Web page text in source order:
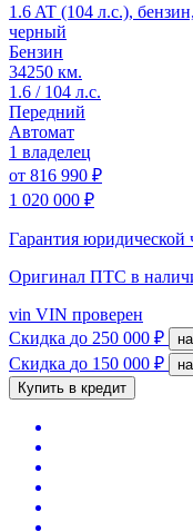
1.6 AT (104 л.с.),
черный
Бензин
34250 км.
1.6 / 104 л.с.
Передний
Автомат
1 владелец
от 816 990 ₽
1 020 000 ₽
Гарантия юридической
Оригинал ПТС в
vin VIN проверен
Скидка до 250 000 ₽
Скидка до 150 000 ₽
Купить в кредит